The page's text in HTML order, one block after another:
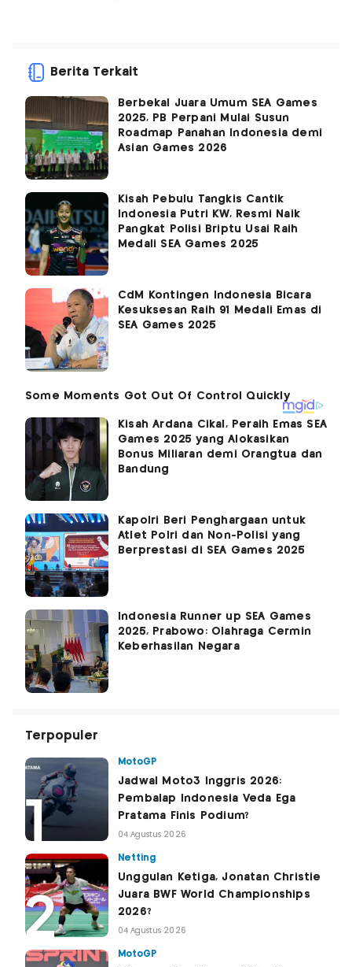
Berita Terkait
Berbekal Juara Umum SEA Games
2025, PB Perpani Mulai Susun
Roadmap Panahan Indonesia demi
Asian Games 2026
Kisah Pebulu Tangkis Cantik
Indonesia Putri KW, Resmi Naik
Pangkat Polisi Briptu Usai Raih
Medali SEA Games 2025
CdM Kontingen Indonesia Bicara
Kesuksesan Raih 91 Medali Emas di
SEA Games 2025
Kisah Ardana Cikal, Peraih Emas SEA
Games 2025 yang Alokasikan
Bonus Miliaran demi Orangtua dan
Bandung
Kapolri Beri Penghargaan untuk
Atlet Polri dan Non-Polisi yang
Berprestasi di SEA Games 2025
Indonesia Runner up SEA Games
2025, Prabowo: Olahraga Cermin
Keberhasilan Negara
Terpopuler
MotoGP
Jadwal Moto3 Inggris 2026:
Pembalap Indonesia Veda Ega
Pratama Finis Podium?
04 Agustus 2026
Netting
Unggulan Ketiga, Jonatan Christie
Juara BWF World Championships
2026?
04 Agustus 2026
MotoGP